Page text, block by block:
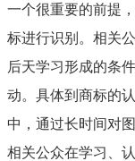
一个很重要的前提
标进行识别。相关
后天学习形成的条
动。具体到商标的
中，通过长时间对
相关公众在学习、